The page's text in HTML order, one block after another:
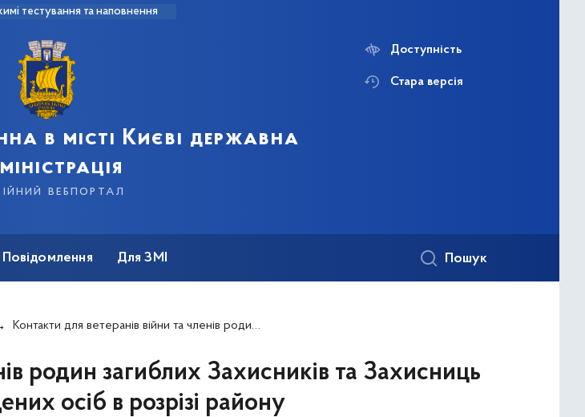
тестування та наповнення
в місті Києві державна
вебпортал
Доступність
Стара версія
Повідомлення Для ЗМІ Пошук
Контакти для ветеранів війни та членів родин загиблих Захисників та Захисниць України з числа внутрішньо переміщених осіб в розрізі району
родин загиблих Захисників та Захисниць
осіб в розрізі району